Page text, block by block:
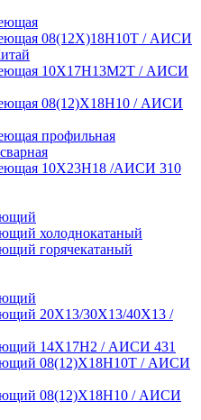
08(12Х)18Н10Т / АИСИ
10Х17Н13М2Т / АИСИ
08(12)Х18Н10 / АИСИ
профильная
10Х23Н18 /АИСИ 310
холоднокатаный
горячекатаный
20Х13/30Х13/40Х13 /
14Х17Н2 / АИСИ 431
08(12)Х18Н10Т / АИСИ
08(12)Х18Н10 / АИСИ